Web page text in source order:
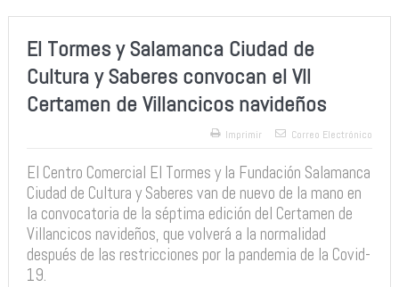
El Tormes y Salamanca Ciudad de
Cultura y Saberes convocan el VII
Certamen de Villancicos navideños
Imprimir Correo Electrónico
El Centro Comercial El Tormes y la Fundación Salamanca
Ciudad de Cultura y Saberes van de nuevo de la mano en
la convocatoria de la séptima edición del Certamen de
Villancicos navideños, que volverá a la normalidad
después de las restricciones por la pandemia de la Covid-
19.